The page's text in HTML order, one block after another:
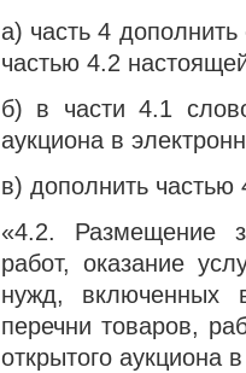
а) часть 4
частью 4.2
б) в части 4.1
аукциона в
в) дополнить
«4.2. Размещение
работ, оказание
нужд, включенных
перечни товаров,
открытого аукциона